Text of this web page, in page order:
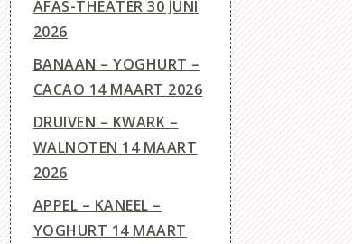
AFAS-THEATER 30 JUNI
2026
BANAAN – YOGHURT –
CACAO 14 MAART 2026
DRUIVEN – KWARK –
WALNOTEN 14 MAART
2026
APPEL – KANEEL –
YOGHURT 14 MAART